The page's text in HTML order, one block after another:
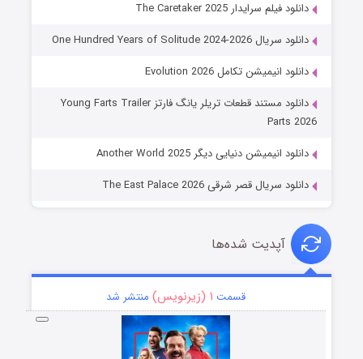
دانلود فیلم سرایدار The Caretaker 2025
دانلود سریال One Hundred Years of Solitude 2024-2026
دانلود انیمیشن تکامل Evolution 2026
دانلود مستند قطعات تریلر یانگ فارتز Young Farts Trailer
Parts 2026
دانلود انیمیشن دنیایی دیگر Another World 2025
دانلود سریال قصر شرقی The East Palace 2026
آپدیت شده‌ها
قسمت ۱ (زیرنویس) منتشر شد